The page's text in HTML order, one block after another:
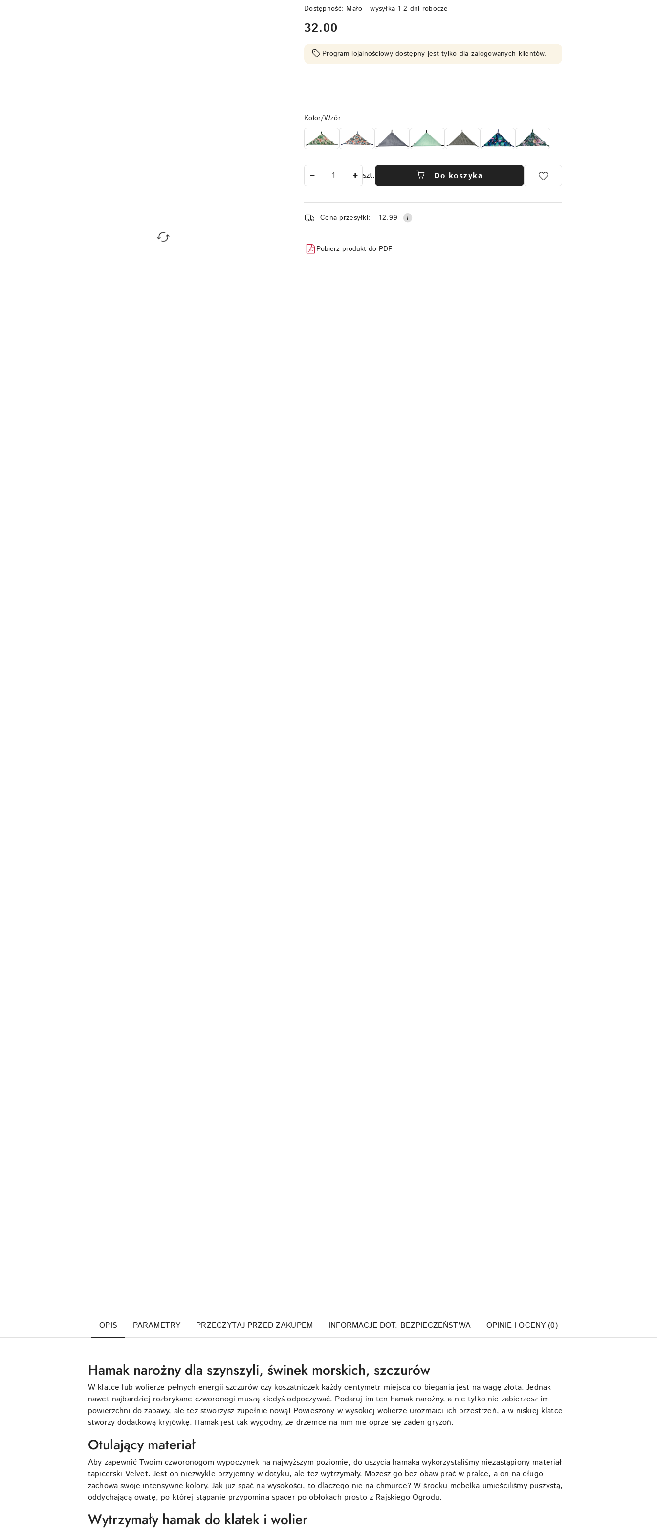
Dostępność: Mało - wysyłka 1-2 dni robocze
cena:
32.00
Program lojalnościowy dostępny jest tylko dla zalogowanych klientów.
Wariant
Kolor/Wzór
szt. Do koszyka
Dostępność
i
dostawa
Cena przesyłki: 12.99
Pobierz produkt do PDF
OPIS PARAMETRY PRZECZYTAJ PRZED ZAKUPEM INFORMACJE DOT. BEZPIECZEŃSTWA OPINIE I OCENY (0)
Hamak narożny dla szynszyli, świnek morskich, szczurów
W klatce lub wolierze pełnych energii szczurów czy koszatniczek każdy centymetr miejsca do biegania jest na wagę złota. Jednak
nawet najbardziej rozbrykane czworonogi muszą kiedyś odpoczywać. Podaruj im ten hamak narożny, a nie tylko nie zabierzesz im
powierzchni do zabawy, ale też stworzysz zupełnie nową! Powieszony w wysokiej wolierze urozmaici ich przestrzeń, a w niskiej klatce
stworzy dodatkową kryjówkę. Hamak jest tak wygodny, że drzemce na nim nie oprze się żaden gryzoń.
Otulający materiał
Aby zapewnić Twoim czworonogom wypoczynek na najwyższym poziomie, do uszycia hamaka wykorzystaliśmy niezastąpiony materiał
tapicerski Velvet. Jest on niezwykle przyjemny w dotyku, ale też wytrzymały. Możesz go bez obaw prać w pralce, a on na długo
zachowa swoje intensywne kolory. Jak już spać na wysokości, to dlaczego nie na chmurce? W środku mebelka umieściliśmy puszystą,
oddychającą owatę, po której stąpanie przypomina spacer po obłokach prosto z Rajskiego Ogrodu.
Wytrzymały hamak do klatek i wolier